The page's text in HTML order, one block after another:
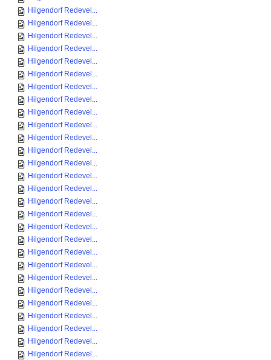
Hilgendorf Redevel...
Hilgendorf Redevel...
Hilgendorf Redevel...
Hilgendorf Redevel...
Hilgendorf Redevel...
Hilgendorf Redevel...
Hilgendorf Redevel...
Hilgendorf Redevel...
Hilgendorf Redevel...
Hilgendorf Redevel...
Hilgendorf Redevel...
Hilgendorf Redevel...
Hilgendorf Redevel...
Hilgendorf Redevel...
Hilgendorf Redevel...
Hilgendorf Redevel...
Hilgendorf Redevel...
Hilgendorf Redevel...
Hilgendorf Redevel...
Hilgendorf Redevel...
Hilgendorf Redevel...
Hilgendorf Redevel...
Hilgendorf Redevel...
Hilgendorf Redevel...
Hilgendorf Redevel...
Hilgendorf Redevel...
Hilgendorf Redevel...
Hilgendorf Redevel...